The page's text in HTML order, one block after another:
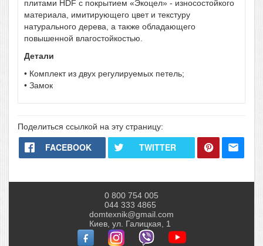
плитами HDF с покрытием «Экоцел» - износостойкого
материала, имитирующего цвет и текстуру
натурального дерева, а также обладающего
повышенной влагостойкостью.
Детали
• Комплект из двух регулируемых петель;
• Замок
Поделиться ссылкой на эту страницу:
FACEBOOK TWITTER
0 800 754 005
044 333 4865
domtexnik@gmail.com
Киев, ул. Галицкая, 1